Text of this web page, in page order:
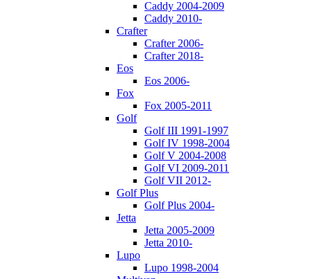
Caddy 2004-2009
Caddy 2010-
Crafter
Crafter 2006-
Crafter 2018-
Eos
Eos 2006-
Fox
Fox 2005-2011
Golf
Golf III 1991-1997
Golf IV 1998-2004
Golf V 2004-2008
Golf VI 2009-2011
Golf VII 2012-
Golf Plus
Golf Plus 2004-
Jetta
Jetta 2005-2009
Jetta 2010-
Lupo
Lupo 1998-2004